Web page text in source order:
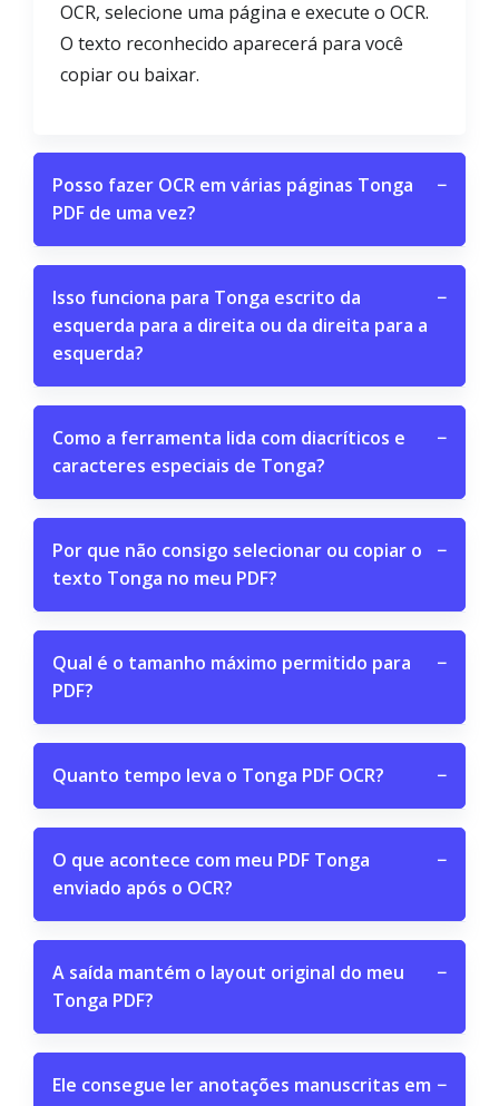
OCR, selecione uma página e execute o OCR.
O texto reconhecido aparecerá para você
copiar ou baixar.
Posso fazer OCR em várias páginas Tonga
PDF de uma vez?
−
Isso funciona para Tonga escrito da
esquerda para a direita ou da direita para a
esquerda?
−
Como a ferramenta lida com diacríticos e
caracteres especiais de Tonga?
−
Por que não consigo selecionar ou copiar o
texto Tonga no meu PDF?
−
Qual é o tamanho máximo permitido para
PDF?
−
Quanto tempo leva o Tonga PDF OCR? −
O que acontece com meu PDF Tonga
enviado após o OCR?
−
A saída mantém o layout original do meu
Tonga PDF?
−
Ele consegue ler anotações manuscritas em −